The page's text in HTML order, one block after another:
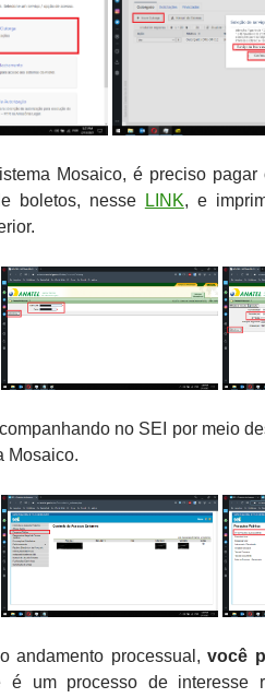
Mosaico, é preciso pagar
boletos, nesse LINK, e
no SEI por meio
Mosaico.
andamento processual,você
é um processo de interesse